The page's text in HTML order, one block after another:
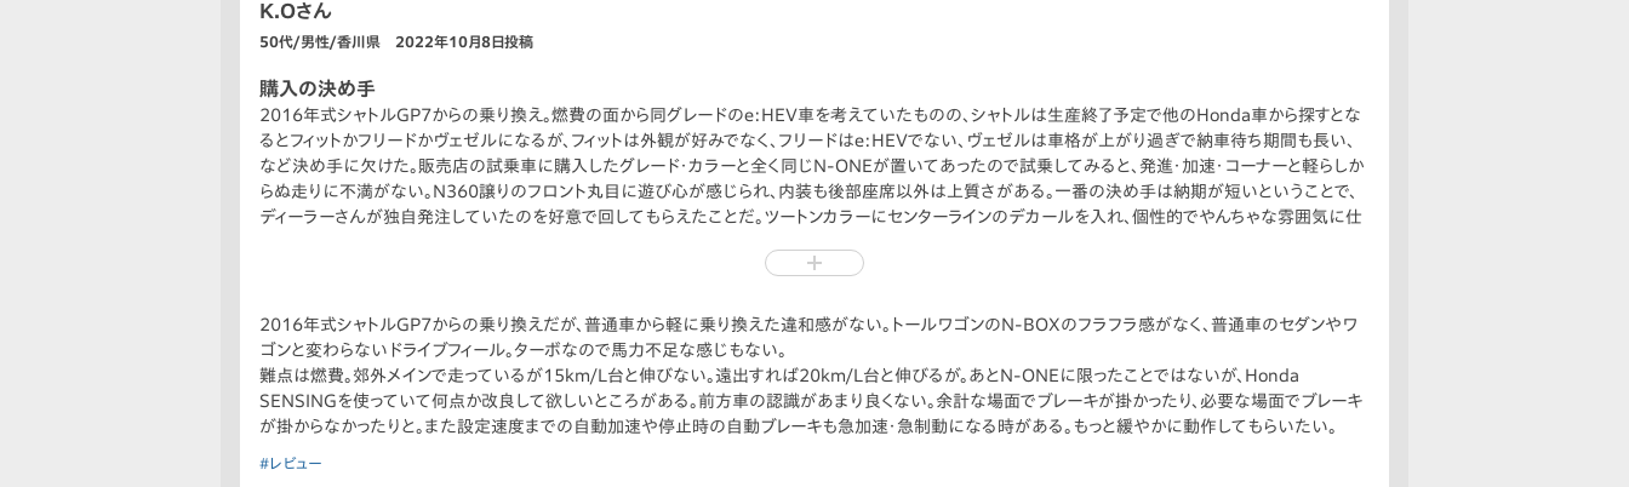
K.Oさん
50代/男性/香川県 2022年10月8日投稿
購入の決め手
2016年式シャトルGP7からの乗り換え。燃費の面から同グレードのe:HEV車を考えていたものの、シャトルは生産終了予定で他のHonda車から探すとな
るとフィットかフリードかヴェゼルになるが、フィットは外観が好みでなく、フリードはe:HEVでない、ヴェゼルは車格が上がり過ぎで納車待ち期間も長い、
など決め手に欠けた。販売店の試乗車に購入したグレード・カラーと全く同じN-ONEが置いてあったので試乗してみると、発進・加速・コーナーと軽らしか
らぬ走りに不満がない。N360譲りのフロント丸目に遊び心が感じられ、内装も後部座席以外は上質さがある。一番の決め手は納期が短いということで、
ディーラーさんが独自発注していたのを好意で回してもらえたことだ。ツートンカラーにセンターラインのデカールを入れ、個性的でやんちゃな雰囲気に仕
2016年式シャトルGP7からの乗り換えだが、普通車から軽に乗り換えた違和感がない。トールワゴンのN-BOXのフラフラ感がなく、普通車のセダンやワ
ゴンと変わらないドライブフィール。ターボなので馬力不足な感じもない。
難点は燃費。郊外メインで走っているが15km/L台と伸びない。遠出すれば20km/L台と伸びるが。あとN-ONEに限ったことではないが、Honda
SENSINGを使っていて何点か改良して欲しいところがある。前方車の認識があまり良くない。余計な場面でブレーキが掛かったり、必要な場面でブレーキ
が掛からなかったりと。また設定速度までの自動加速や停止時の自動ブレーキも急加速・急制動になる時がある。もっと緩やかに動作してもらいたい。
#レビュー